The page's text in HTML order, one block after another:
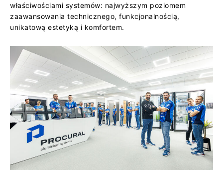
właściwościami systemów: najwyższym poziomem
zaawansowania technicznego, funkcjonalnością,
unikatową estetyką i komfortem.